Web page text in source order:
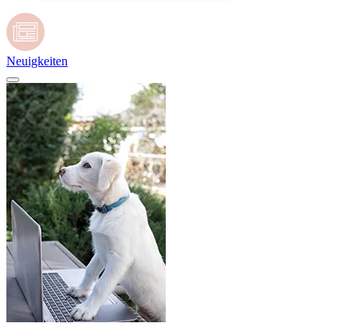
Neuigkeiten